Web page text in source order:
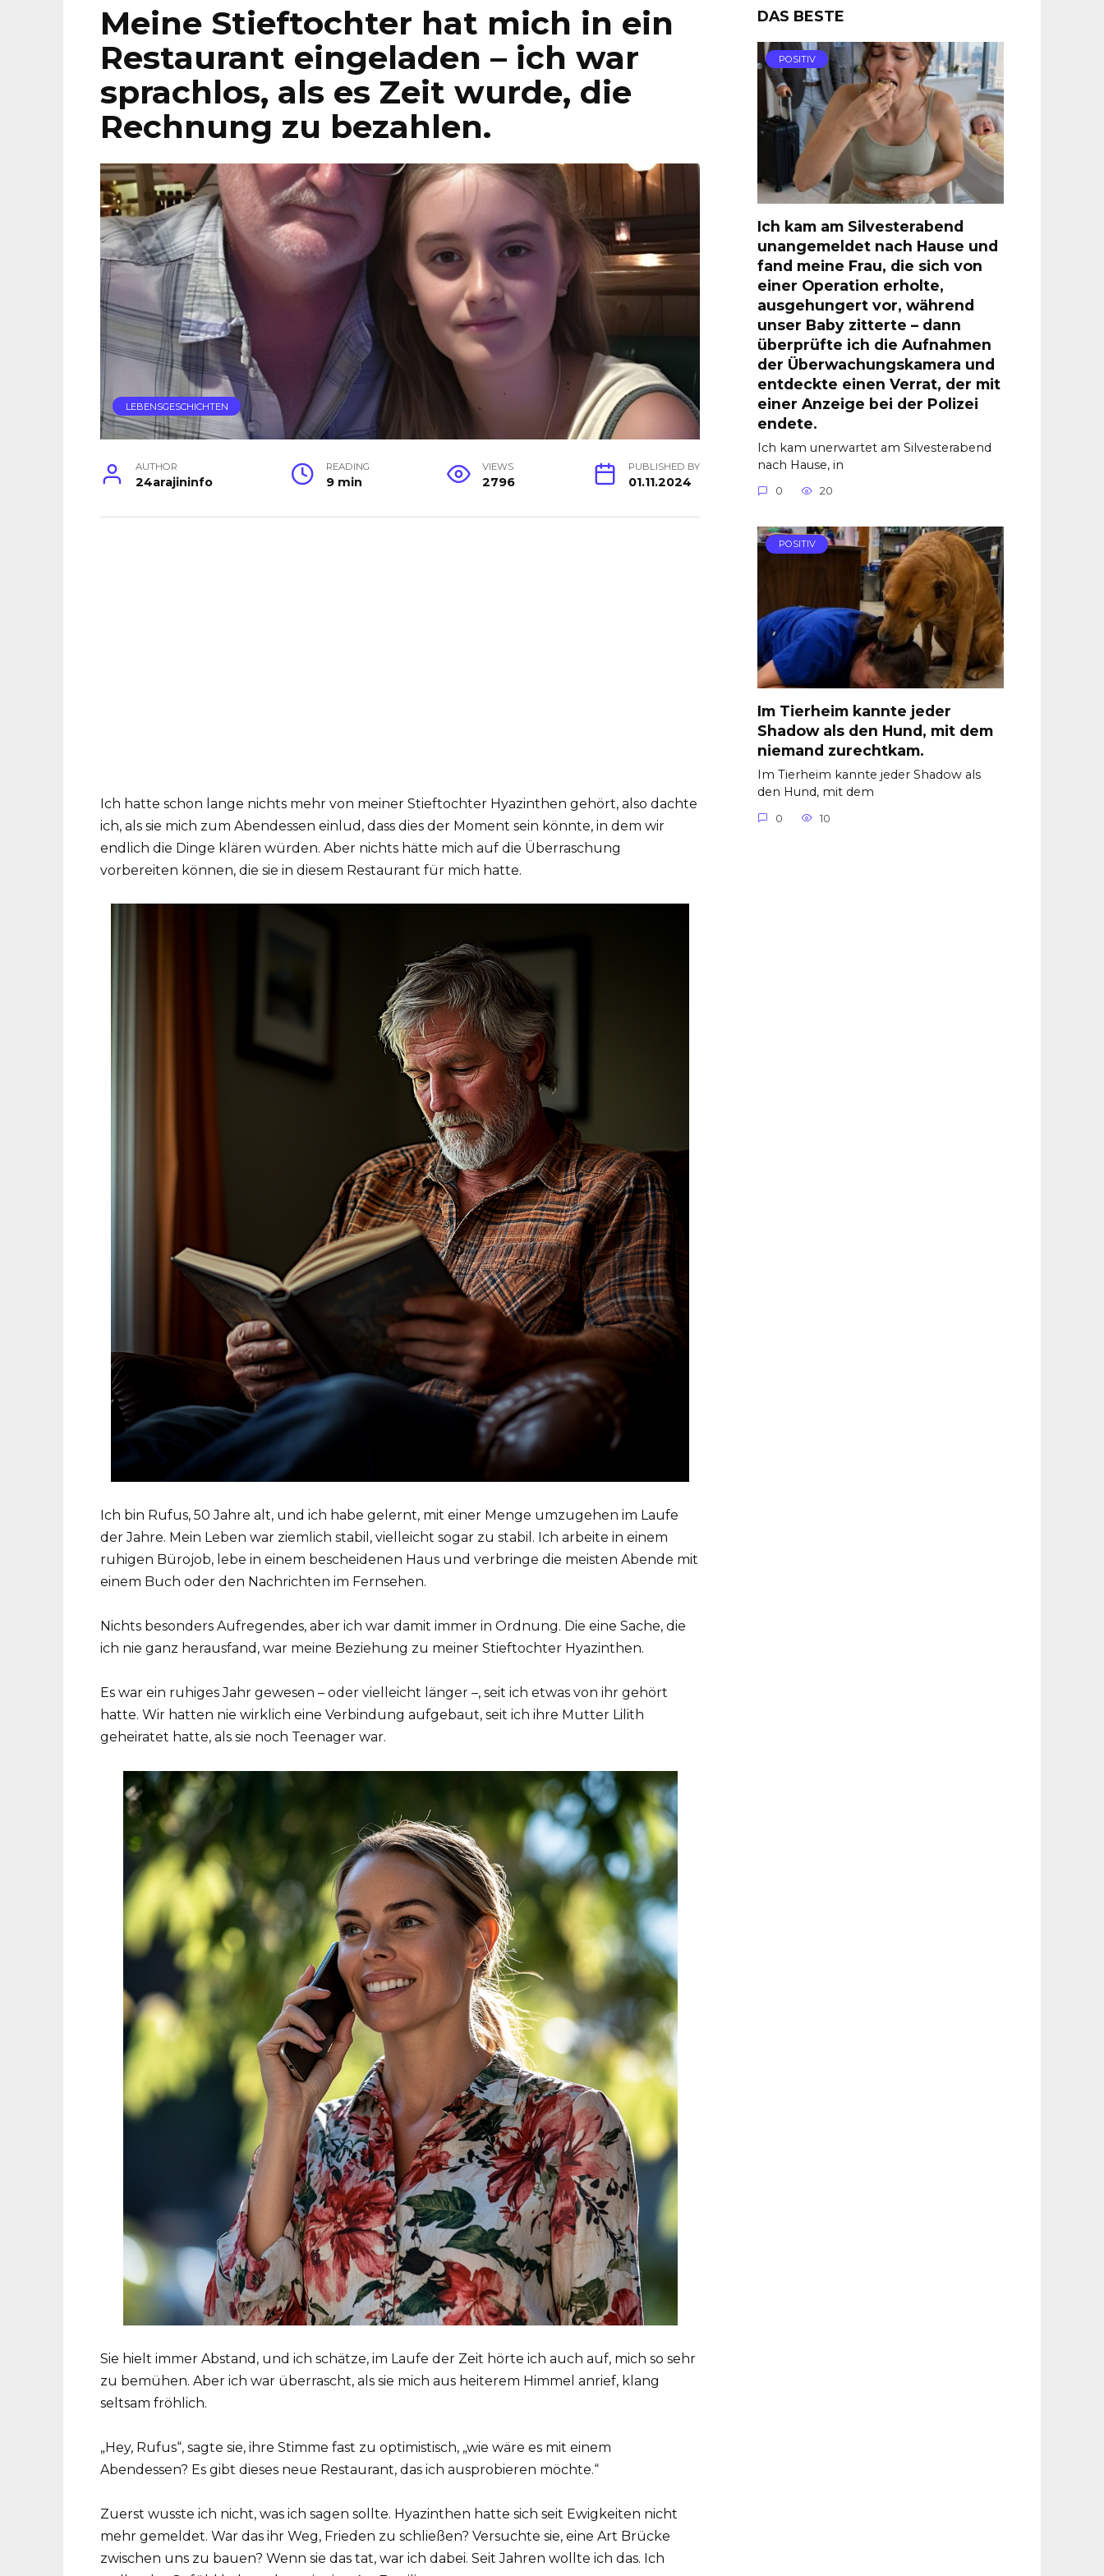
Meine Stieftochter hat mich in ein
Restaurant eingeladen – ich war
sprachlos, als es Zeit wurde, die
Rechnung zu bezahlen.
LEBENSGESCHICHTEN
AUTHOR
24arajininfo
READING
9 min
VIEWS
2796
PUBLISHED BY
01.11.2024
Ich hatte schon lange nichts mehr von meiner Stieftochter Hyazinthen gehört, also dachte
ich, als sie mich zum Abendessen einlud, dass dies der Moment sein könnte, in dem wir
endlich die Dinge klären würden. Aber nichts hätte mich auf die Überraschung
vorbereiten können, die sie in diesem Restaurant für mich hatte.
Ich bin Rufus, 50 Jahre alt, und ich habe gelernt, mit einer Menge umzugehen im Laufe
der Jahre. Mein Leben war ziemlich stabil, vielleicht sogar zu stabil. Ich arbeite in einem
ruhigen Bürojob, lebe in einem bescheidenen Haus und verbringe die meisten Abende mit
einem Buch oder den Nachrichten im Fernsehen.
Nichts besonders Aufregendes, aber ich war damit immer in Ordnung. Die eine Sache, die
ich nie ganz herausfand, war meine Beziehung zu meiner Stieftochter Hyazinthen.
Es war ein ruhiges Jahr gewesen – oder vielleicht länger –, seit ich etwas von ihr gehört
hatte. Wir hatten nie wirklich eine Verbindung aufgebaut, seit ich ihre Mutter Lilith
geheiratet hatte, als sie noch Teenager war.
Sie hielt immer Abstand, und ich schätze, im Laufe der Zeit hörte ich auch auf, mich so sehr
zu bemühen. Aber ich war überrascht, als sie mich aus heiterem Himmel anrief, klang
seltsam fröhlich.
„Hey, Rufus“, sagte sie, ihre Stimme fast zu optimistisch, „wie wäre es mit einem
Abendessen? Es gibt dieses neue Restaurant, das ich ausprobieren möchte.“
Zuerst wusste ich nicht, was ich sagen sollte. Hyazinthen hatte sich seit Ewigkeiten nicht
mehr gemeldet. War das ihr Weg, Frieden zu schließen? Versuchte sie, eine Art Brücke
zwischen uns zu bauen? Wenn sie das tat, war ich dabei. Seit Jahren wollte ich das. Ich
DAS BESTE
POSITIV
Ich kam am Silvesterabend
unangemeldet nach Hause und
fand meine Frau, die sich von
einer Operation erholte,
ausgehungert vor, während
unser Baby zitterte – dann
überprüfte ich die Aufnahmen
der Überwachungskamera und
entdeckte einen Verrat, der mit
einer Anzeige bei der Polizei
endete.
Ich kam unerwartet am Silvesterabend
nach Hause, in
0 20
POSITIV
Im Tierheim kannte jeder
Shadow als den Hund, mit dem
niemand zurechtkam.
Im Tierheim kannte jeder Shadow als
den Hund, mit dem
0 10